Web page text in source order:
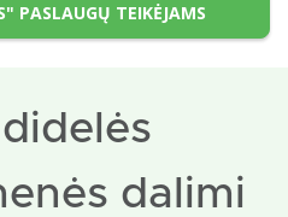
PASLAUGŲ TEIKĖJAMS
dalimi